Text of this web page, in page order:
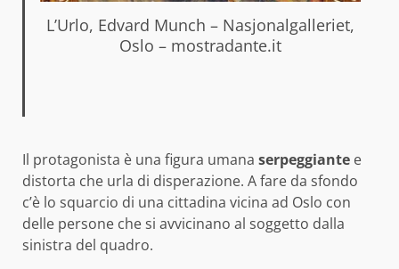
L’Urlo, Edvard Munch – Nasjonalgalleriet,
Oslo – mostradante.it
Il protagonista è una figura umana serpeggiante e
distorta che urla di disperazione. A fare da sfondo
c’è lo squarcio di una cittadina vicina ad Oslo con
delle persone che si avvicinano al soggetto dalla
sinistra del quadro.